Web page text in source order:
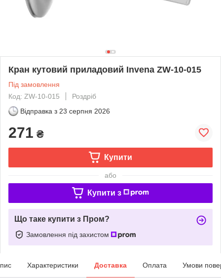
Кран кутовий приладовий Invena ZW-10-015
Під замовлення
Код: ZW-10-015
Роздріб
Відправка з 23 серпня 2026
271 ₴
Купити
або
Купити з
Що таке купити з Пром?
Замовлення під захистом
Характеристики Доставка Оплата Умови